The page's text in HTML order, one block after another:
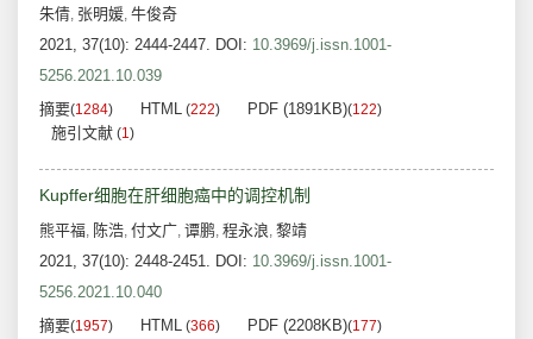
朱倩, 张明媛, 牛俊奇
2021, 37(10): 2444-2447. DOI: 10.3969/j.issn.1001-
5256.2021.10.039
摘要(1284) HTML (222) PDF (1891KB)(122)
施引文献 (1)
Kupffer细胞在肝细胞癌中的调控机制
熊平福, 陈浩, 付文广, 谭鹏, 程永浪, 黎靖
2021, 37(10): 2448-2451. DOI: 10.3969/j.issn.1001-
5256.2021.10.040
摘要(1957) HTML (366) PDF (2208KB)(177)